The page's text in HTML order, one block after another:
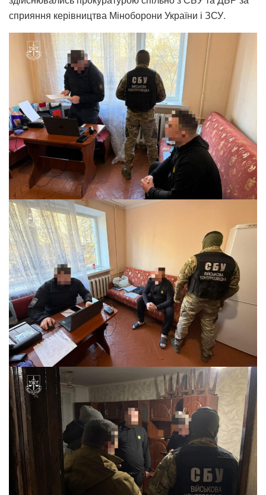
сприяння керівництва Міноборони України і ЗСУ.